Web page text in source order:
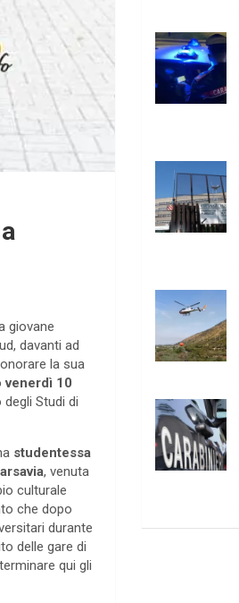
giovane
davanti ad
la sua
venerdì 10
Studi di
studentessa
, venuta
culturale
che dopo
durante
delle gare di
qui gli